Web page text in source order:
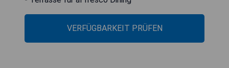
VERFÜGBARKEIT PRÜFEN